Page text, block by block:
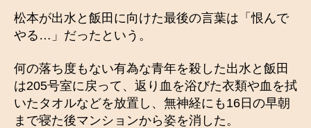
松本が出水と飯田に向けた最後の言葉は「恨んで
やる…」だったという。
何の落ち度もない有為な青年を殺した出水と飯田
は205号室に戻って、返り血を浴びた衣類や血を拭
いたタオルなどを放置し、無神経にも16日の早朝
まで寝た後マンションから姿を消した。